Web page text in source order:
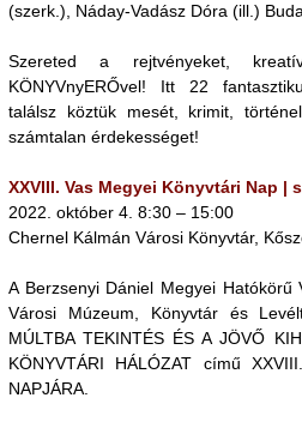
(szerk.), Náday-Vadász Dóra (ill.)
Szereted a rejtvényeket,
KÖNYVnyERŐvel! Itt 22
találsz köztük mesét, krimit,
számtalan érdekességet!
XXVIII. Vas Megyei Könyvtári Nap |
2022. október 4. 8:30 – 15:00
Chernel Kálmán Városi Könyvtár,
A Berzsenyi Dániel Megyei
Városi Múzeum, Könyvtár és
MÚLTBA TEKINTÉS ÉS A JÖVŐ
KÖNYVTÁRI HÁLÓZAT című
NAPJÁRA.